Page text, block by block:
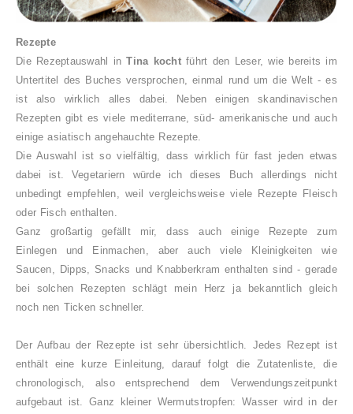
Rezepte
Die Rezeptauswahl inTina kochtführt den Leser, wie bereits im
Untertitel des Buches versprochen, einmal rund um die Welt - es
ist also wirklich alles dabei. Neben einigen skandinavischen
Rezepten gibt es viele mediterrane, süd- amerikanische und auch
einige asiatisch angehauchte Rezepte.
Die Auswahl ist so vielfältig, dass wirklich für fast jeden etwas
dabei ist. Vegetariern würde ich dieses Buch allerdings nicht
unbedingt empfehlen, weil vergleichsweise viele Rezepte Fleisch
oder Fisch enthalten.
Ganz großartig gefällt mir, dass auch einige Rezepte zum
Einlegen und Einmachen, aber auch viele Kleinigkeiten wie
Saucen, Dipps, Snacks und Knabberkram enthalten sind - gerade
bei solchen Rezepten schlägt mein Herz ja bekanntlich gleich
noch nen Ticken schneller.
Der Aufbau der Rezepte ist sehr übersichtlich. Jedes Rezept ist
enthält eine kurze Einleitung, darauf folgt die Zutatenliste, die
chronologisch, also entsprechend dem Verwendungszeitpunkt
aufgebaut ist. Ganz kleiner Wermutstropfen: Wasser wird in der